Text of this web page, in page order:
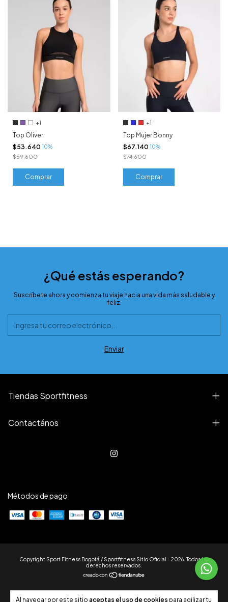
Al navegar por este sitio aceptas el uso de cookies para agilizar tu
+1
Top Oliver
$53.640 10%
$59.600
Comprar
+1
Top Mujer Bonny
$67.140 10%
$74.600
Comprar
¿Qué estás esperando?
Suscríbete ahora y comienza tu viaje hacia una vida más saludable y
feliz.
Tiendas Sportfitness
Contactános
Métodos de pago
Copyright Sport Fitness Bogotá / Sportfitness Sitio Oficial - 2026. Todos los
derechos reservados.